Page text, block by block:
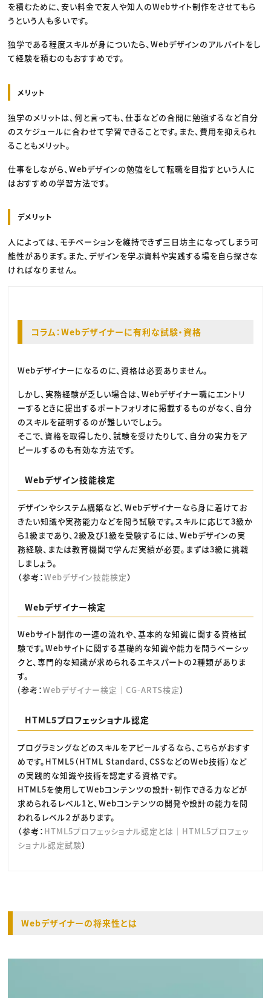
を積むために、安い料金で友人や知人のWebサイト制作をさせてもら
うという人も多いです。
独学である程度スキルが身についたら、Webデザインのアルバイトをし
て経験を積むのもおすすめです。
メリット
独学のメリットは、何と言っても、仕事などの合間に勉強するなど自分
のスケジュールに合わせて学習できることです。また、費用を抑えられ
ることもメリット。
仕事をしながら、Webデザインの勉強をして転職を目指すという人に
はおすすめの学習方法です。
デメリット
人によっては、モチベーションを維持できず三日坊主になってしまう可
能性があります。また、デザインを学ぶ資料や実践する場を自ら探さな
ければなりません。
コラム：Webデザイナーに有利な試験・資格
Webデザイナーになるのに、資格は必要ありません。
しかし、実務経験が乏しい場合は、Webデザイナー職にエントリ
ーするときに提出するポートフォリオに掲載するものがなく、自分
のスキルを証明するのが難しいでしょう。
そこで、資格を取得したり、試験を受けたりして、自分の実力をア
ピールするのも有効な方法です。
Webデザイン技能検定
デザインやシステム構築など、Webデザイナーなら身に着けてお
きたい知識や実務能力などを問う試験です。スキルに応じて3級か
ら1級まであり、2級及び1級を受験するには、Webデザインの実
務経験、または教育機関で学んだ実績が必要。まずは3級に挑戦
しましょう。
（参考：Webデザイン技能検定）
Webデザイナー検定
Webサイト制作の一連の流れや、基本的な知識に関する資格試
験です。Webサイトに関する基礎的な知識や能力を問うベーシッ
クと、専門的な知識が求められるエキスパートの2種類がありま
す。
(参考：Webデザイナー検定｜CG-ARTS検定）
HTML5プロフェッショナル認定
プログラミングなどのスキルをアピールするなら、こちらがおすす
めです。HTML5（HTML Standard、CSSなどのWeb技術）など
の実践的な知識や技術を認定する資格です。
HTML5を使用してWebコンテンツの設計・制作できる力などが
求められるレベル1と、Webコンテンツの開発や設計の能力を問
われるレベル２があります。
（参考： HTML5プロフェッショナル認定とは｜HTML5プロフェッ
ショナル認定試験）
Webデザイナーの将来性とは